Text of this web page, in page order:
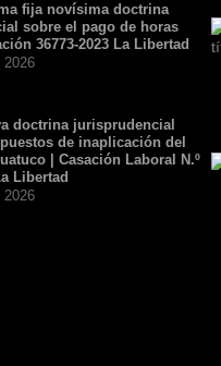
fija novísima doctrina
sobre el pago de horas
36773-2023 La Libertad
2026
doctrina jurisprudencial
de inaplicación del
| Casación Laboral N.º
Libertad
2026